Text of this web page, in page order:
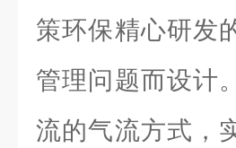
策环保精心研发
管理问题而设计
流的气流方式，